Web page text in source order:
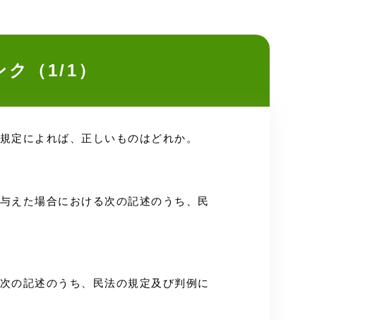
ク（1/1）
定によれば、正しいものはどれか。
えた場合における次の記述のうち、民
の記述のうち、民法の規定及び判例に